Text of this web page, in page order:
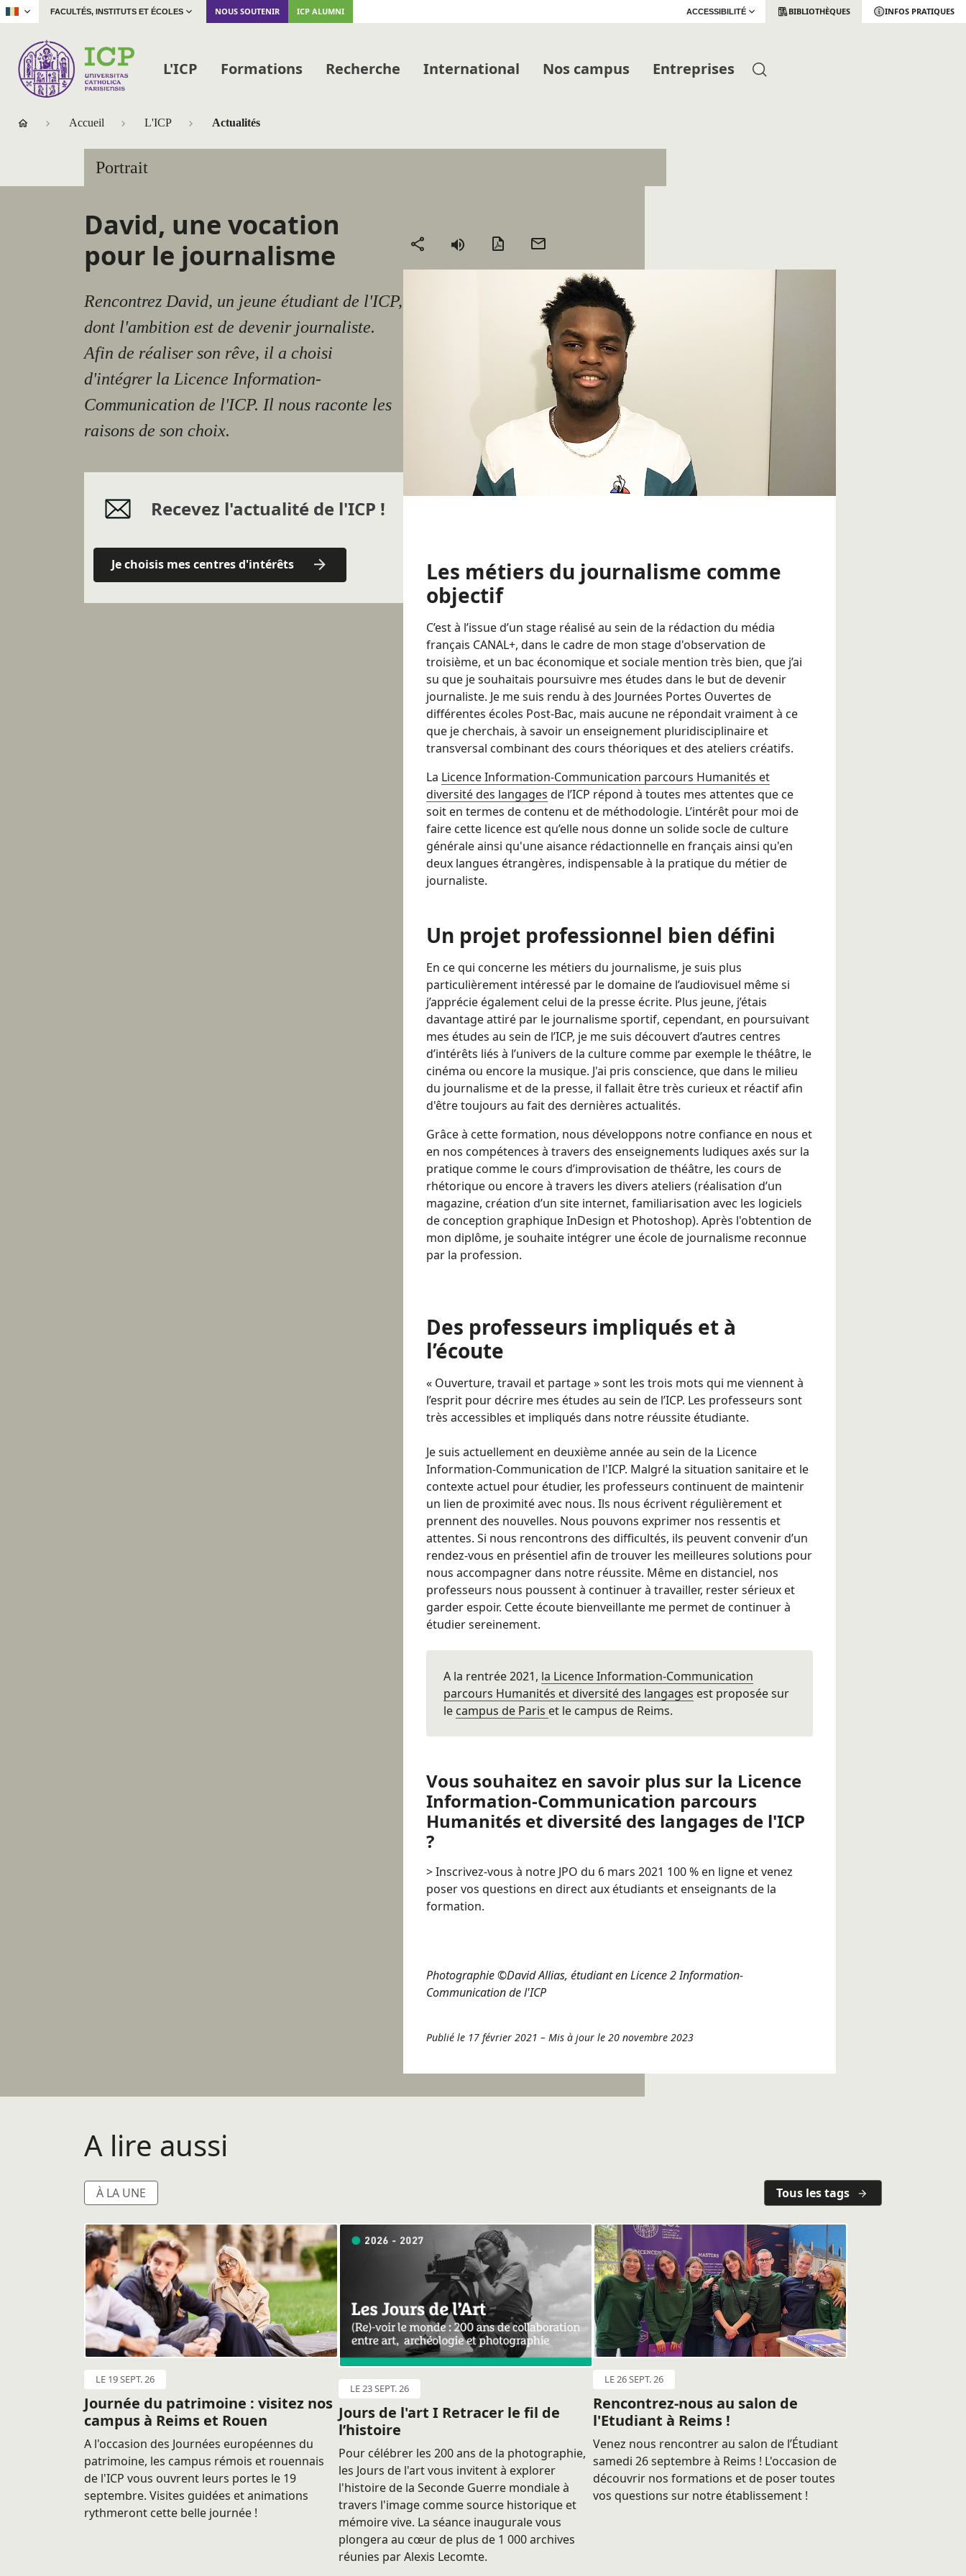
| FACULTÉS, INSTITUTS ET ÉCOLES NOUS SOUTENIR ICP ALUMNI ACCESSIBILITÉ BIBLIOTHÈQUES INFOS PRATIQUES
L'ICP Formations Recherche International Nos campus Entreprises
Accueil L'ICP Actualités
Portrait
David, une vocation
pour le journalisme
Rencontrez David, un jeune étudiant de l'ICP,
dont l'ambition est de devenir journaliste.
Afin de réaliser son rêve, il a choisi
d'intégrer la Licence Information-
Communication de l'ICP. Il nous raconte les
raisons de son choix.
Recevez l'actualité de l'ICP !
Je choisis mes centres d'intérêts
Partager
Version
mail
Les métiers du journalisme comme
objectif
C’est à l’issue d’un stage réalisé au sein de la rédaction du média
français CANAL+, dans le cadre de mon stage d'observation de
troisième, et un bac économique et sociale mention très bien, que j’ai
su que je souhaitais poursuivre mes études dans le but de devenir
journaliste. Je me suis rendu à des Journées Portes Ouvertes de
différentes écoles Post-Bac, mais aucune ne répondait vraiment à ce
que je cherchais, à savoir un enseignement pluridisciplinaire et
transversal combinant des cours théoriques et des ateliers créatifs.
La Licence Information-Communication parcours Humanités et
diversité des langages de l’ICP répond à toutes mes attentes que ce
soit en termes de contenu et de méthodologie. L’intérêt pour moi de
faire cette licence est qu’elle nous donne un solide socle de culture
générale ainsi qu'une aisance rédactionnelle en français ainsi qu'en
deux langues étrangères, indispensable à la pratique du métier de
journaliste.
Un projet professionnel bien défini
En ce qui concerne les métiers du journalisme, je suis plus
particulièrement intéressé par le domaine de l’audiovisuel même si
j’apprécie également celui de la presse écrite. Plus jeune, j’étais
davantage attiré par le journalisme sportif, cependant, en poursuivant
mes études au sein de l’ICP, je me suis découvert d’autres centres
d’intérêts liés à l’univers de la culture comme par exemple le théâtre, le
cinéma ou encore la musique. J'ai pris conscience, que dans le milieu
du journalisme et de la presse, il fallait être très curieux et réactif afin
d'être toujours au fait des dernières actualités.
Grâce à cette formation, nous développons notre confiance en nous et
en nos compétences à travers des enseignements ludiques axés sur la
pratique comme le cours d’improvisation de théâtre, les cours de
rhétorique ou encore à travers les divers ateliers (réalisation d’un
magazine, création d’un site internet, familiarisation avec les logiciels
de conception graphique InDesign et Photoshop). Après l'obtention de
mon diplôme, je souhaite intégrer une école de journalisme reconnue
par la profession.
Des professeurs impliqués et à
l’écoute
« Ouverture, travail et partage » sont les trois mots qui me viennent à
l’esprit pour décrire mes études au sein de l’ICP. Les professeurs sont
très accessibles et impliqués dans notre réussite étudiante.
Je suis actuellement en deuxième année au sein de la Licence
Information-Communication de l'ICP. Malgré la situation sanitaire et le
contexte actuel pour étudier, les professeurs continuent de maintenir
un lien de proximité avec nous. Ils nous écrivent régulièrement et
prennent des nouvelles. Nous pouvons exprimer nos ressentis et
attentes. Si nous rencontrons des difficultés, ils peuvent convenir d’un
rendez-vous en présentiel afin de trouver les meilleures solutions pour
nous accompagner dans notre réussite. Même en distanciel, nos
professeurs nous poussent à continuer à travailler, rester sérieux et
garder espoir. Cette écoute bienveillante me permet de continuer à
étudier sereinement.
A la rentrée 2021, la Licence Information-Communication
parcours Humanités et diversité des langages est proposée sur
le campus de Paris et le campus de Reims.
Vous souhaitez en savoir plus sur la Licence
Information-Communication parcours
Humanités et diversité des langages de l'ICP
?
> Inscrivez-vous à notre JPO du 6 mars 2021 100 % en ligne et venez
poser vos questions en direct aux étudiants et enseignants de la
formation.
Photographie ©David Allias, étudiant en Licence 2 Information-
Communication de l'ICP
Publié le 17 février 2021 – Mis à jour le 20 novembre 2023
A lire aussi
À LA UNE Tous les tags
LE 19 SEPT. 26
Journée du patrimoine : visitez nos
campus à Reims et Rouen
A l'occasion des Journées européennes du
patrimoine, les campus rémois et rouennais
de l'ICP vous ouvrent leurs portes le 19
septembre. Visites guidées et animations
rythmeront cette belle journée !
LE 23 SEPT. 26
Jours de l'art I Retracer le fil de
l’histoire
Pour célébrer les 200 ans de la photographie,
les Jours de l'art vous invitent à explorer
l'histoire de la Seconde Guerre mondiale à
travers l'image comme source historique et
mémoire vive. La séance inaugurale vous
plongera au cœur de plus de 1 000 archives
réunies par Alexis Lecomte.
LE 26 SEPT. 26
Rencontrez-nous au salon de
l'Etudiant à Reims !
Venez nous rencontrer au salon de l’Étudiant
samedi 26 septembre à Reims ! L'occasion de
découvrir nos formations et de poser toutes
vos questions sur notre établissement !